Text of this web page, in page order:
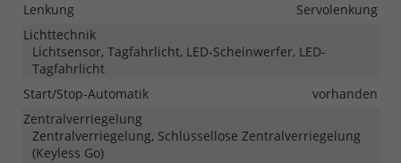
Lenkung
Servolenkung
Lichttechnik
Lichtsensor, Tagfahrlicht, LED-Scheinwerfer, LED-
Tagfahrlicht
Start/Stop-Automatik
vorhanden
Zentralverriegelung
Zentralverriegelung, Schlüssellose Zentralverriegelung
(Keyless Go)